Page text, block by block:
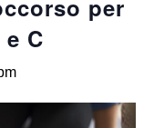
per
C